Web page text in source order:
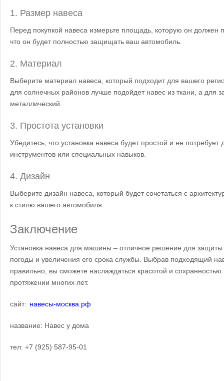
1. Размер навеса
Перед покупкой навеса измерьте площадь, которую он должен
что он будет полностью защищать ваш автомобиль.
2. Материал
Выберите материал навеса, который подходит для вашего
для солнечных районов лучше подойдет навес из ткани, а для
металлический.
3. Простота установки
Убедитесь, что установка навеса будет простой и не потребует
инструментов или специальных навыков.
4. Дизайн
Выберите дизайн навеса, который будет сочетаться с
к стилю вашего автомобиля.
Заключение
Установка навеса для машины – отличное решение для защиты
погоды и увеличения его срока службы. Выбрав подходящий
правильно, вы сможете наслаждаться красотой и
протяжении многих лет.
сайт: навесы-москва.рф
название: Навес у дома
тел: +7 (925) 587-95-01